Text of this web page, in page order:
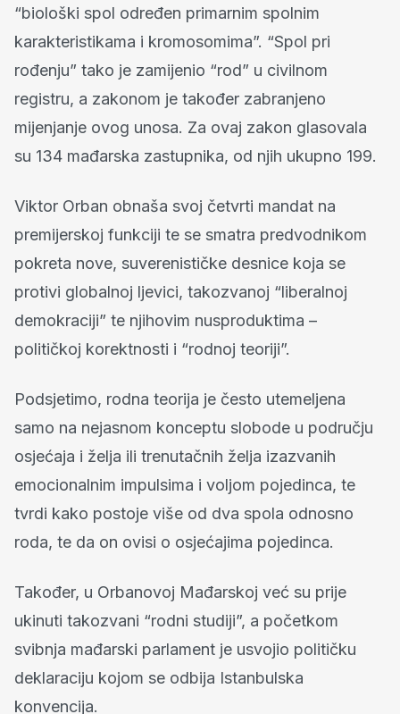
“biološki spol određen primarnim spolnim
karakteristikama i kromosomima”. “Spol pri
rođenju” tako je zamijenio “rod” u civilnom
registru, a zakonom je također zabranjeno
mijenjanje ovog unosa. Za ovaj zakon glasovala
su 134 mađarska zastupnika, od njih ukupno 199.
Viktor Orban obnaša svoj četvrti mandat na
premijerskoj funkciji te se smatra predvodnikom
pokreta nove, suverenističke desnice koja se
protivi globalnoj ljevici, takozvanoj “liberalnoj
demokraciji” te njihovim nusproduktima –
političkoj korektnosti i “rodnoj teoriji”.
Podsjetimo, rodna teorija je često utemeljena
samo na nejasnom konceptu slobode u području
osjećaja i želja ili trenutačnih želja izazvanih
emocionalnim impulsima i voljom pojedinca, te
tvrdi kako postoje više od dva spola odnosno
roda, te da on ovisi o osjećajima pojedinca.
Također, u Orbanovoj Mađarskoj već su prije
ukinuti takozvani “rodni studiji”, a početkom
svibnja mađarski parlament je usvojio političku
deklaraciju kojom se odbija Istanbulska
konvencija.